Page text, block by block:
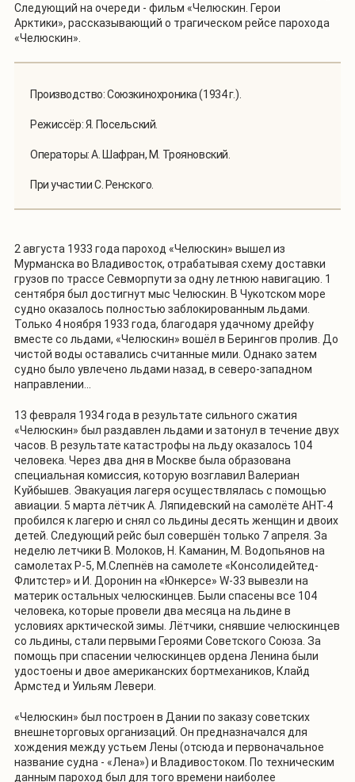
Следующий на очереди - фильм «Челюскин. Герои
Арктики», рассказывающий о трагическом рейсе парохода
«Челюскин».
Производство: Союзкинохроника (1934 г.).
Режиссёр: Я. Посельский.
Операторы: А. Шафран, М. Трояновский.
При участии С. Ренского.
2 августа 1933 года пароход «Челюскин» вышел из
Мурманска во Владивосток, отрабатывая схему доставки
грузов по трассе Севморпути за одну летнюю навигацию. 1
сентября был достигнут мыс Челюскин. В Чукотском море
судно оказалось полностью заблокированным льдами.
Только 4 ноября 1933 года, благодаря удачному дрейфу
вместе со льдами, «Челюскин» вошёл в Берингов пролив. До
чистой воды оставались считанные мили. Однако затем
судно было увлечено льдами назад, в северо-западном
направлении...
13 февраля 1934 года в результате сильного сжатия
«Челюскин» был раздавлен льдами и затонул в течение двух
часов. В результате катастрофы на льду оказалось 104
человека. Через два дня в Москве была образована
специальная комиссия, которую возглавил Валериан
Куйбышев. Эвакуация лагеря осуществлялась с помощью
авиации. 5 марта лётчик А. Ляпидевский на самолёте АНТ-4
пробился к лагерю и снял со льдины десять женщин и двоих
детей. Следующий рейс был совершён только 7 апреля. За
неделю летчики В. Молоков, Н. Каманин, М. Водопьянов на
самолетах Р-5, М.Слепнёв на самолете «Консолидейтед-
Флитстер» и И. Доронин на «Юнкерсе» W-33 вывезли на
материк остальных челюскинцев. Были спасены все 104
человека, которые провели два месяца на льдине в
условиях арктической зимы. Лётчики, снявшие челюскинцев
со льдины, стали первыми Героями Советского Союза. За
помощь при спасении челюскинцев ордена Ленина были
удостоены и двое американских бортмехаников, Клайд
Армстед и Уильям Левери.
«Челюскин» был построен в Дании по заказу советских
внешнеторговых организаций. Он предназначался для
хождения между устьем Лены (отсюда и первоначальное
название судна - «Лена») и Владивостоком. По техническим
данным пароход был для того времени наиболее